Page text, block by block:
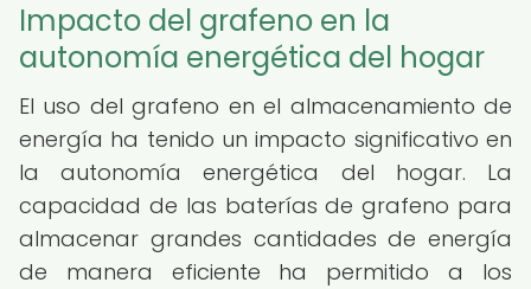
Impacto del grafeno en la
autonomía energética del hogar
El uso del grafeno en el almacenamiento de
energía ha tenido un impacto significativo en
la autonomía energética del hogar. La
capacidad de las baterías de grafeno para
almacenar grandes cantidades de energía
de manera eficiente ha permitido a los